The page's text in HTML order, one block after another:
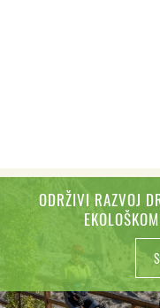
ODRŽIVI RAZVOJ